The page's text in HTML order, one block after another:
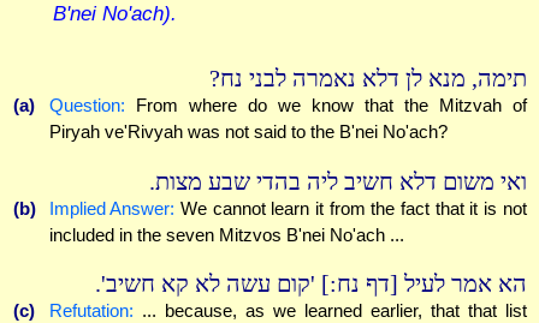
B'nei No'ach).
תימה, מנא לן דלא נאמרה לבני נח?
(a) Question: From where do we know that the Mitzvah of
Piryah ve'Rivyah was not said to the B'nei No'ach?
ואי משום דלא חשיב ליה בהדי שבע מצות.
(b) Implied Answer: We cannot learn it from the fact that it is not
included in the seven Mitzvos B'nei No'ach ...
הא אמר לעיל [דף נח:] 'קום עשה לא קא חשיב'.
(c) Refutation: ... because, as we learned earlier, that that list